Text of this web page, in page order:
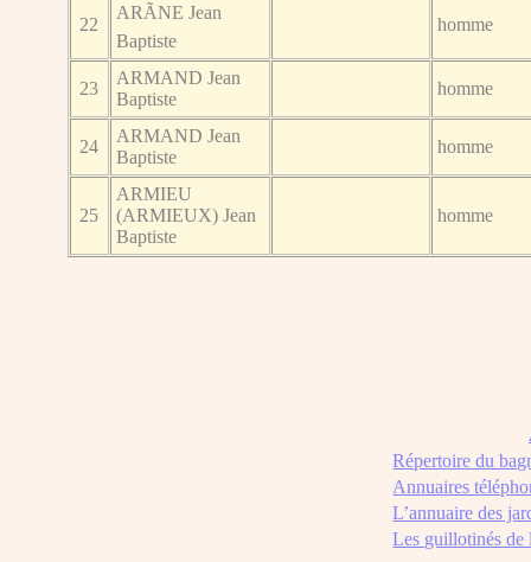
22
ARÃNE Jean
Baptiste
homme
23
ARMAND Jean
Baptiste
homme
24
ARMAND Jean
Baptiste
homme
25
ARMIEU
(ARMIEUX) Jean
Baptiste
homme
Répertoire du
Annuaires
L’annuaire des
Les guillotinés de